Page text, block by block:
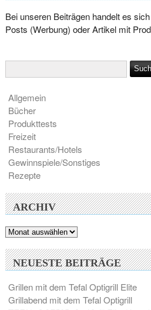
Bei unseren Beiträgen handelt es
Posts (Werbung) oder Artikel mit
Allgemein
Bücher
Produkttests
Freizeit
Restaurants/Hotels
Gewinnspiele/Sonstiges
Rezepte
ARCHIV
Archiv
NEUESTE BEITRÄGE
Grillen mit dem Tefal Optigrill Elite
Grillabend mit dem Tefal Optigrill